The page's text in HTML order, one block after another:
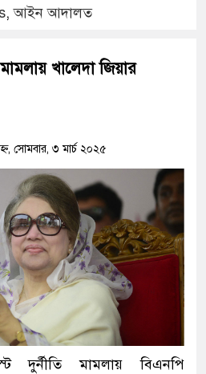
,আইন আদালত
মামলায় খালেদা জিয়ার
সোমবার, ৩ মার্চ ২০২৫
দুর্নীতি মামলায় বিএনপি